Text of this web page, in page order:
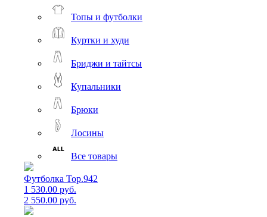
Топы и футболки
Куртки и худи
Бриджи и тайтсы
Купальники
Брюки
Лосины
Все товары
Футболка Top.942
1 530.00 руб.
2 550.00 руб.